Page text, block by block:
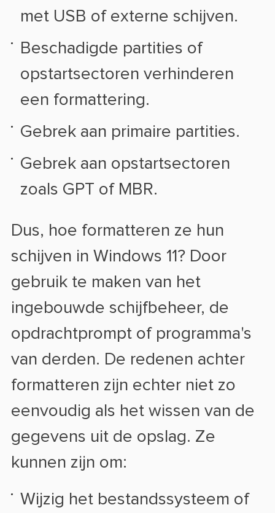
met USB of externe schijven.
Beschadigde partities of
opstartsectoren verhinderen
een formattering.
Gebrek aan primaire partities.
Gebrek aan opstartsectoren
zoals GPT of MBR.
Dus, hoe formatteren ze hun
schijven in Windows 11? Door
gebruik te maken van het
ingebouwde schijfbeheer, de
opdrachtprompt of programma's
van derden. De redenen achter
formatteren zijn echter niet zo
eenvoudig als het wissen van de
gegevens uit de opslag. Ze
kunnen zijn om:
Wijzig het bestandssysteem of